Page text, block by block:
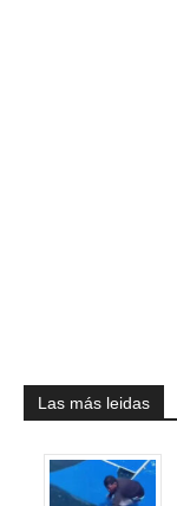
Las más leidas